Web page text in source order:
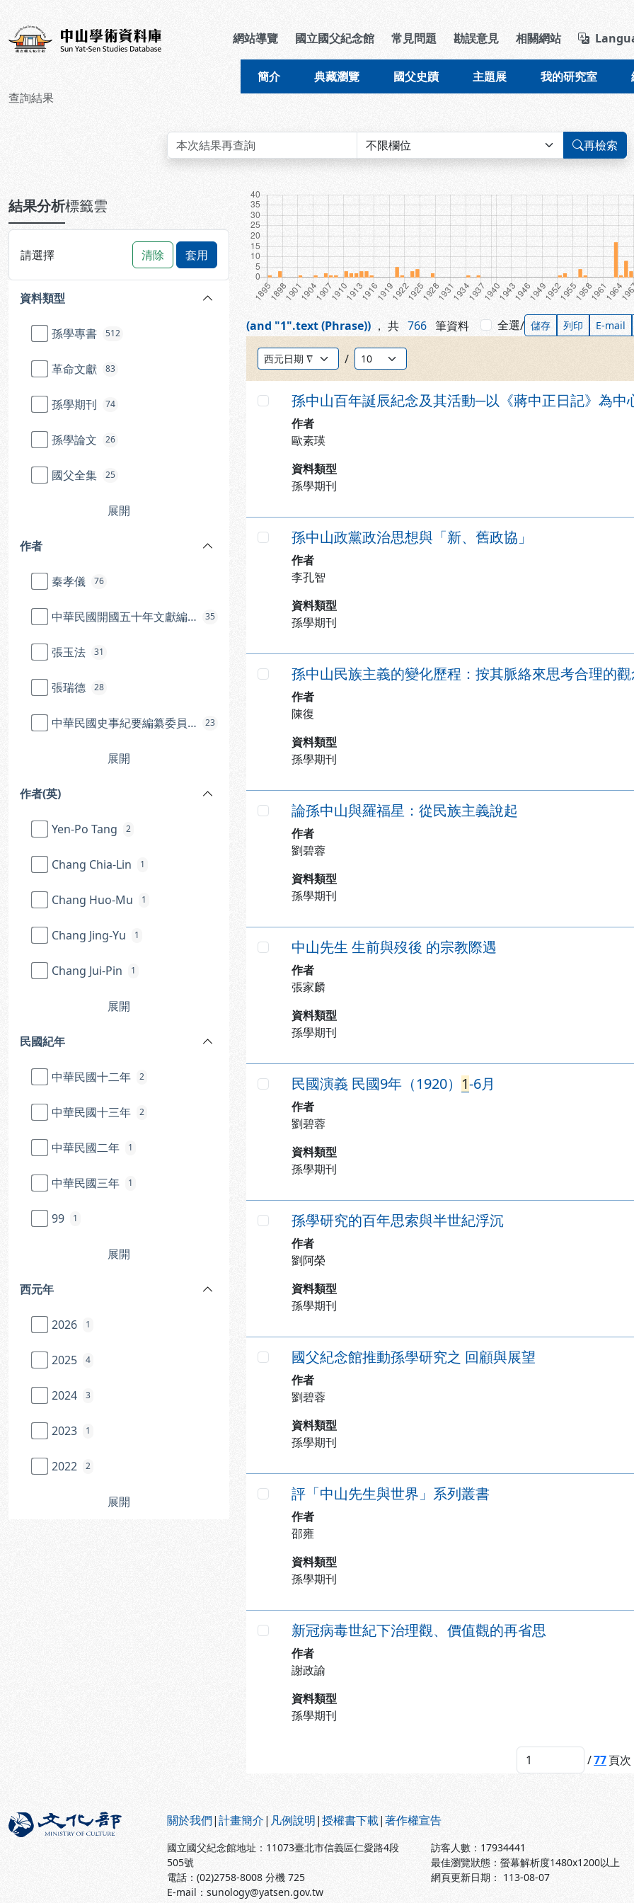
中山學術資料庫 導覽列區塊
網站導覽 國立國父紀念館 常見問題 勘誤意見 相關網站
簡介 典藏瀏覽 國父史蹟 主題展 我的研究室
查詢結果
再檢索
結果分析標籤雲
請選擇 清除 套用
資料類型
孫學專書 512
革命文獻 83
孫學期刊 74
孫學論文 26
國父全集 25
展開
作者
秦孝儀 76
中華民國開國五十年文獻編纂委員會 35
張玉法 31
張瑞德 28
中華民國史事紀要編纂委員會 23
展開
作者(英)
Yen-Po Tang 2
Chang Chia-Lin 1
Chang Huo-Mu 1
Chang Jing-Yu 1
Chang Jui-Pin 1
展開
民國紀年
中華民國十二年 2
中華民國十三年 2
中華民國二年 1
中華民國三年 1
99 1
展開
西元年
2026 1
2025 4
2024 3
2023 1
2022 2
展開
(and "1".text (Phrase)) ， 共 766 筆資料 全選/ 儲存 列印 E-mail
排序方式： / 筆數：
勾選
孫中山百年誕辰紀念及其活動─以《蔣中正日記》為中
作者
歐素瑛
資料類型
孫學期刊
勾選
孫中山政黨政治思想與「新、舊政協」
作者
李孔智
資料類型
孫學期刊
勾選
孫中山民族主義的變化歷程：按其脈絡來思考合理的
作者
陳復
資料類型
孫學期刊
勾選
論孫中山與羅福星：從民族主義說起
作者
劉碧蓉
資料類型
孫學期刊
中山先生 生前與歿後 的宗教際遇
作者
張家麟
資料類型
孫學期刊
民國演義 民國9年（1920） 1-6月
作者
劉碧蓉
資料類型
孫學期刊
勾選
孫學研究的百年思索與半世紀浮沉
作者
劉阿榮
資料類型
孫學期刊
勾選
國父紀念館推動孫學研究之 回顧與展望
作者
劉碧蓉
資料類型
孫學期刊
勾選
評「中山先生與世界」系列叢書
作者
邵雍
資料類型
孫學期刊
勾選
新冠病毒世紀下治理觀、價值觀的再省思
作者
謝政諭
資料類型
孫學期刊
/77頁次
關於我們|計畫簡介| 凡例說明|授權書下載|著作權宣告
國立國父紀念館地址：11073臺北市信義區仁愛路4段
505號
電話：(02)2758-8008 分機 725
E-mail：sunology@yatsen.gov.tw
訪客人數： 17934441
最佳瀏覽狀態：螢幕解析度1480x1200以上
網頁更新日期： 113-08-07